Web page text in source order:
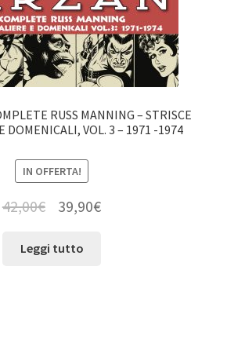
RUSS MANNING – STRISCE
DOMENICALI, VOL. 3 – 1971 -1974
IN OFFERTA!
42,00€ 39,90€
Leggi tutto